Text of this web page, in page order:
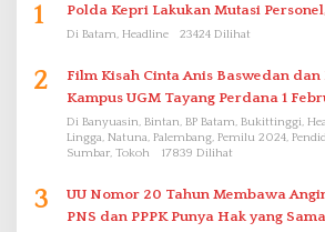
1 Polda Kepri Lakukan Mutasi
Di Batam, Headline 23424 Dilihat
2
Film Kisah Cinta Anis Baswedan
Kampus UGM Tayang Perdana 1
Di Banyuasin, Bintan, BP Batam, Bukittinggi,
Lingga, Natuna, Palembang, Pemilu 2024,
Sumbar, Tokoh
17839 Dilihat
3
UU Nomor 20 Tahun Membawa
PNS dan PPPK Punya Hak yang Sama